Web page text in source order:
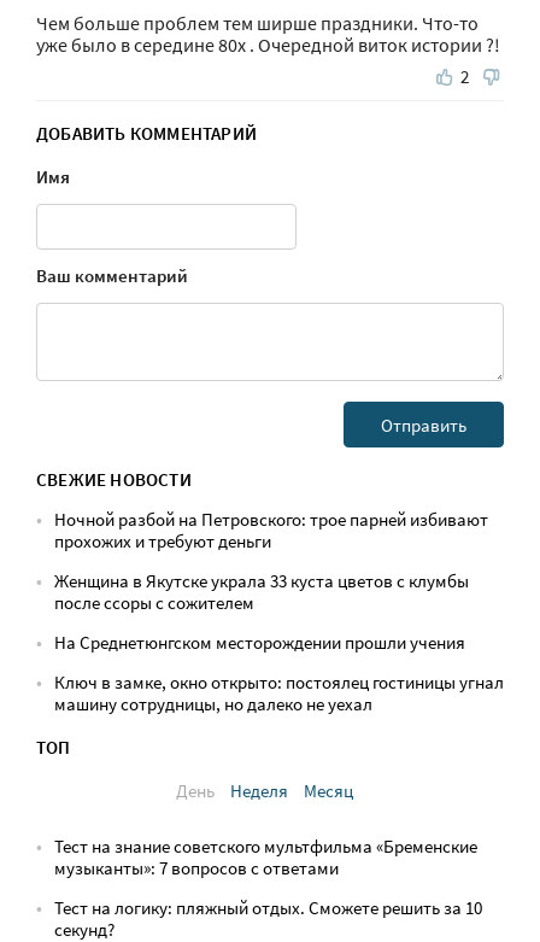
Чем больше проблем тем ширше праздники. Что-то
уже было в середине 80х . Очередной виток истории ?!
2
ДОБАВИТЬ КОММЕНТАРИЙ
Имя
Ваш комментарий
СВЕЖИЕ НОВОСТИ
Ночной разбой на Петровского: трое парней избивают
прохожих и требуют деньги
Женщина в Якутске украла 33 куста цветов с клумбы
после ссоры с сожителем
На Среднетюнгском месторождении прошли учения
Ключ в замке, окно открыто: постоялец гостиницы угнал
машину сотрудницы, но далеко не уехал
ТОП
День
Неделя Месяц
Тест на знание советского мультфильма «Бременские
музыканты»: 7 вопросов с ответами
Тест на логику: пляжный отдых. Сможете решить за 10
секунд?